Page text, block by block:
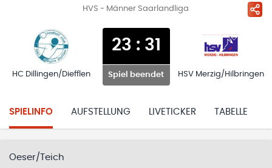
HVS - Männer Saarlandliga
HC Dillingen/Diefflen
23 : 31
Spiel beendet HSV Merzig/Hilbringen
SPIELINFO AUFSTELLUNG LIVETICKER TABELLE
Oeser/Teich